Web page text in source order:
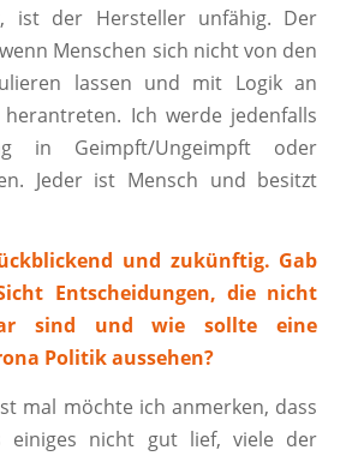
ist der Hersteller unfähig. Der
Menschen sich nicht von den
lassen und mit Logik an
herantreten. Ich werde jedenfalls
in Geimpft/Ungeimpft oder
Jeder ist Mensch und besitzt
und zukünftig. Gab
Entscheidungen, die nicht
sind und wie sollte eine
Politik aussehen?
mal möchte ich anmerken, dass
einiges nicht gut lief, viele der